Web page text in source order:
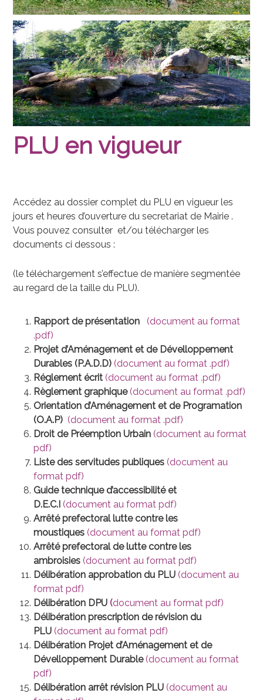
PLU en vigueur
Accédez au dossier complet du PLU en vigueur les
jours et heures d’ouverture du secretariat de Mairie .
Vous pouvez consulter et/ou télécharger les
documents ci dessous :
(le téléchargement s’effectue de manière segmentée
au regard de la taille du PLU).
Rapport de présentation
(document au format
.pdf)
Projet d’Aménagement et de Dévelloppement
Durables (P.A.D.D) (document au format .pdf)
Réglement écrit (document au format .pdf)
Règlement graphique (document au format .pdf)
Orientation d’Aménagement et de Programation
(O.A.P) (document au format .pdf)
Droit de Préemption Urbain(document au format
pdf)
Liste des servitudes publiques (document au
format pdf)
Guide technique d’accessibilité et
D.E.C.I(document au format pdf)
Arrêté prefectoral lutte contre les
moustiques(document au format pdf)
Arrêté prefectoral de lutte contre les
ambroisies(document au format pdf)
Délibération approbation du PLU(document au
format pdf)
Délibération DPU (document au format pdf)
Délibération prescription de révision du
PLU (document au format pdf)
Délibération Projet d’Aménagement et de
Dévelloppement Durable(document au format
pdf)
Délibération arrêt révision PLU (document au